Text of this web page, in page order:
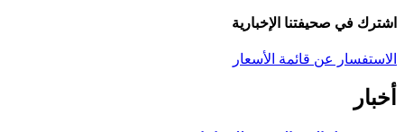
اشترك في صحيفتنا الإخبارية
الاستفسار عن قائمة الأسعار
أخبار